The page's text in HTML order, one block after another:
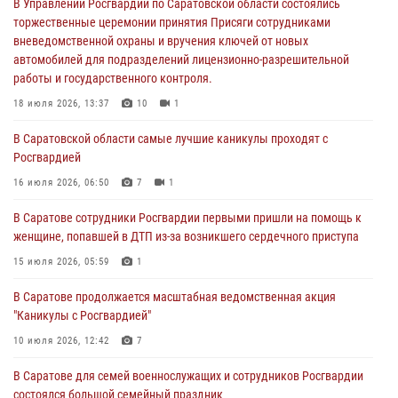
Росгвардией
16 июля 2026, 06:50 7 1
В Саратове сотрудники Росгвардии первыми пришли на помощь к
женщине, попавшей в ДТП из-за возникшего сердечного приступа
В Саратове продолжается масштабная ведомственная акция
"Каникулы с Росгвардией"
В Саратовской области при содействии спецназа Росгвардии
задержан подозреваемый в незаконном обороте наркотиков
В Саратове для семей военнослужащих и сотрудников Росгвардии
состоялся большой семейный праздник
В Управлении Росгвардии по Саратовской области состоялись
торжественные церемонии принятия Присяги сотрудниками
вневедомственной охраны и вручения ключей от новых
автомобилей для подразделений лицензионно-разрешительной
работы и государственного контроля.
18 июля 2026, 13:37 10 1
В Саратовской области самые лучшие каникулы проходят с
Росгвардией
16 июля 2026, 06:50 7 1
В Саратове сотрудники Росгвардии первыми пришли на помощь к
женщине, попавшей в ДТП из-за возникшего сердечного приступа
15 июля 2026, 05:59 1
В Саратове продолжается масштабная ведомственная акция
"Каникулы с Росгвардией"
10 июля 2026, 12:42 7
В Саратове для семей военнослужащих и сотрудников Росгвардии
состоялся большой семейный праздник